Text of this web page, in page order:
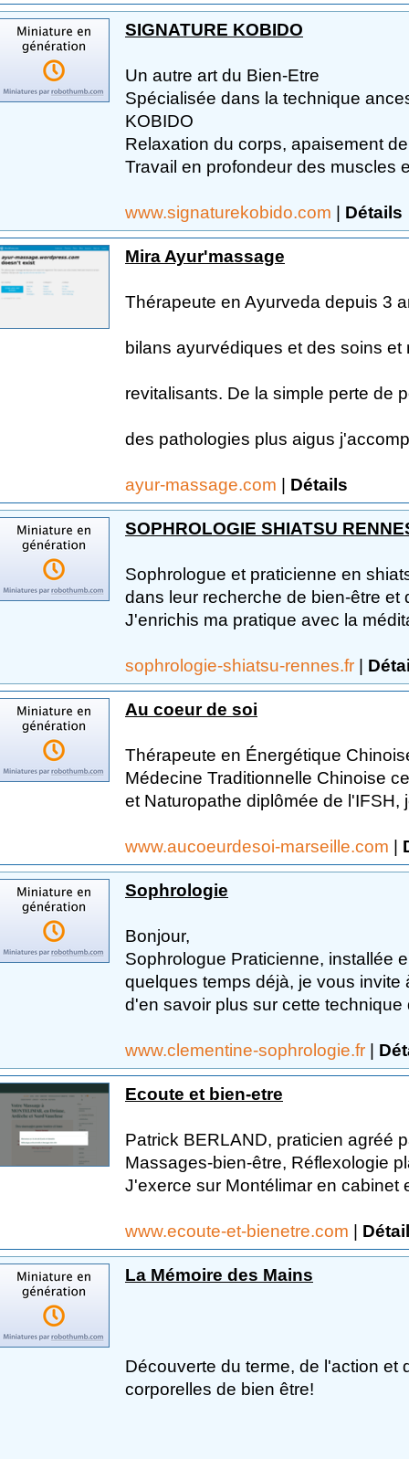
SIGNATURE KOBIDO
Un autre art du Bien-Etre
Spécialisée dans la technique
KOBIDO
Relaxation du corps, apaisement
Travail en profondeur des muscles
www.signaturekobido.com | Détails
Mira Ayur'massage
Thérapeute en Ayurveda depuis 3
bilans ayurvédiques et des soins et
revitalisants. De la simple perte de
des pathologies plus aigus
ayur-massage.com | Détails
SOPHROLOGIE SHIATSU
Sophrologue et praticienne en
dans leur recherche de bien-être
J'enrichis ma pratique avec la
sophrologie-shiatsu-rennes.fr |
Au coeur de soi
Thérapeute en Énergétique
Médecine Traditionnelle Chinoise
et Naturopathe diplômée de l'IFSH,
www.aucoeurdesoi-marseille.com |
Sophrologie
Bonjour,
Sophrologue Praticienne, installée
quelques temps déjà, je vous
d'en savoir plus sur cette technique
www.clementine-sophrologie.fr |
Ecoute et bien-etre
Patrick BERLAND, praticien agréé
Massages-bien-être, Réflexologie
J'exerce sur Montélimar en cabinet
www.ecoute-et-bienetre.com |
La Mémoire des Mains
Découverte du terme, de l'action
corporelles de bien être!